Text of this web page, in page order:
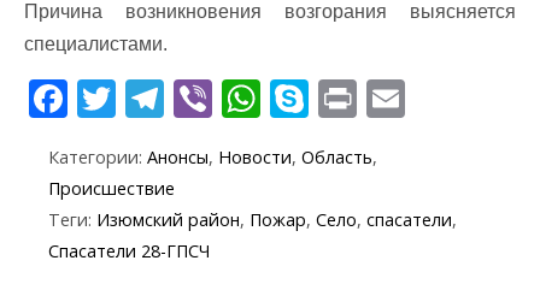
Причина возникновения возгорания выясняется
специалистами.
F
e
b
o
T
itt
er
T
e
gr
a
Vi
er
W
at
s
S
k
y
p
Pr
t
l
Категории: Анонсы, Новости, Область,
Происшествие
Теги: Изюмский район, Пожар, Село, спасатели,
Спасатели 28-ГПСЧ